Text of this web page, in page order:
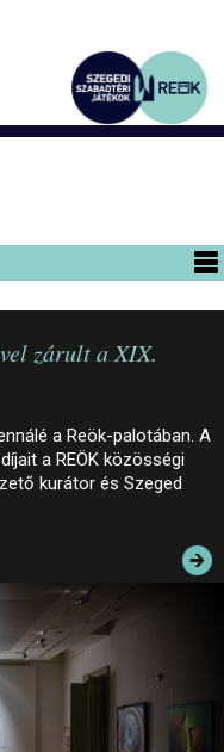
zárult a XIX.
a Reök-palotában. A
a REÖK közösségi
kurátor és Szeged